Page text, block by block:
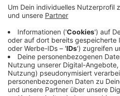
zum Beispiel neue soziale
und Menschen so
richtigen Arbeitsmarkt zu
ohne Job sollen außerdem
gefördert werden können.
die Stadt wollen zudem die
die Arbeit oder
bekommen, weiter steigern.